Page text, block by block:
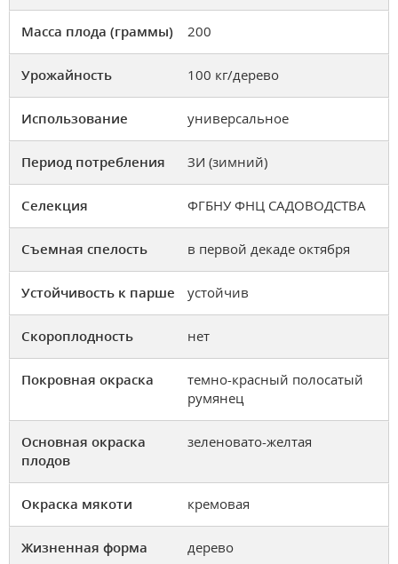
Масса плода (граммы) 200
Урожайность 100 кг/дерево
Использование универсальное
Период потребления ЗИ (зимний)
Селекция ФГБНУ ФНЦ САДОВОДСТВА
Съемная спелость в первой декаде октября
Устойчивость к парше устойчив
Скороплодность нет
Покровная окраска
темно-красный полосатый
румянец
Основная окраска
плодов
зеленовато-желтая
Окраска мякоти кремовая
Жизненная форма дерево